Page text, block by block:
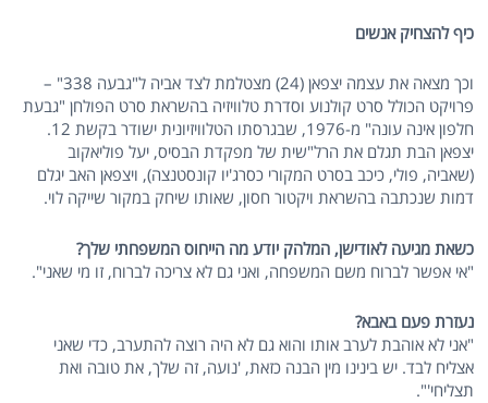
כיף להצחיק אנשים
וכך מצאה את עצמה יצפאן (24) מצטלמת לצד אביה ל"גבעה 338" –
פרויקט הכולל סרט קולנוע וסדרת טלוויזיה בהשראת סרט הפולחן "גבעת
חלפון אינה עונה" מ-1976, שבגרסתו הטלוויזיונית ישודר בקשת 12.
יצפאן הבת תגלם את הרל"שית של מפקדת הבסיס, יעל פוליאקוב
(שאביה, פולי, כיכב בסרט המקורי כסרג'יו קונסטנצה), ויצפאן האב יגלם
דמות שנכתבה בהשראת ויקטור חסון, שאותו שיחק במקור שייקה לוי.
כשאת מגיעה לאודישן, המלהק יודע מה הייחוס המשפחתי שלך?
"אי אפשר לברוח משם המשפחה, ואני גם לא צריכה לברוח, זו מי שאני".
נעזרת פעם באבא?
"אני לא אוהבת לערב אותו והוא גם לא היה רוצה להתערב, כדי שאני
אצליח לבד. יש בינינו מין הבנה כזאת, 'נועה, זה שלך, את טובה ואת
תצליחי'".